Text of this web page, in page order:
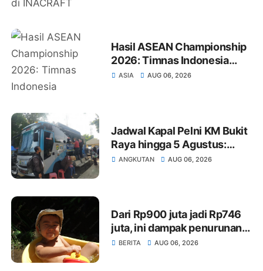
Hasil ASEAN Championship
2026: Timnas Indonesia
Kalahkan Kamboja 5-1,
ASIA AUG 06, 2026
Jadwal Kapal Pelni KM Bukit
Raya hingga 5 Agustus:
Rute Surabaya-Pontianak,
ANGKUTAN AUG 06, 2026
Dari Rp900 juta jadi Rp746
juta, ini dampak penurunan
anggaran Paskibraka
BERITA AUG 06, 2026